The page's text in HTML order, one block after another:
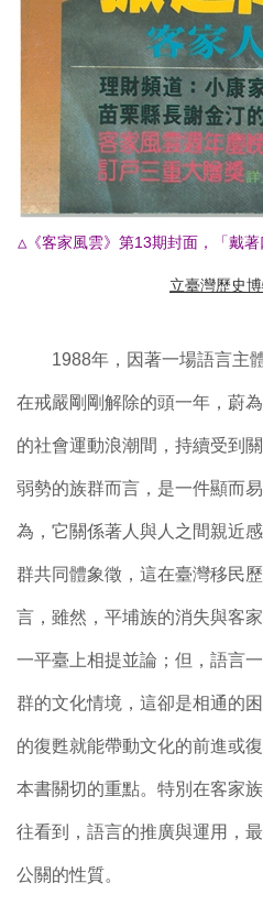
△《客家風雲》第13期封面，「戴
立臺灣歷史
1988年，因著一場語言主體
在戒嚴剛剛解除的頭一年，蔚
的社會運動浪潮間，持續受到
弱勢的族群而言，是一件顯而
為，它關係著人與人之間親近
群共同體象徵，這在臺灣移民
言，雖然，平埔族的消失與客
一平臺上相提並論；但，語言
群的文化情境，這卻是相通的
的復甦就能帶動文化的前進或
本書關切的重點。特別在客家
往看到，語言的推廣與運用，
公關的性質。